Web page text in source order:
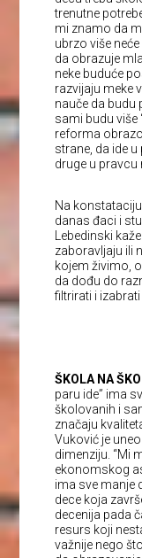
trenutne
mi znamo da
ubrzo više
da obrazuje
neke buduće
razvijaju meke
nauče da budu
sami budu više
reforma
strane, da ide
druge u pravcu
Na
danas đaci i
Lebedinski
zaboravljaju ili
kojem živimo,
da dođu do
filtrirati i izabrati
ŠKOLA NA
paru ide” ima
školovanih i
značaju
Vuković je
dimenziju. “Mi
ekonomskog
ima sve manje
dece koja
decenija pada
resurs koji
važnije nego